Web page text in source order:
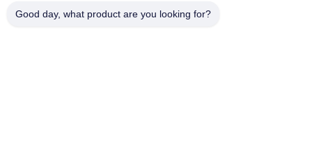
NO.55 XINSHENG WEG, WUJIN-DISTRICT, CHANGZHOU-
Good day, what product are you looking for?